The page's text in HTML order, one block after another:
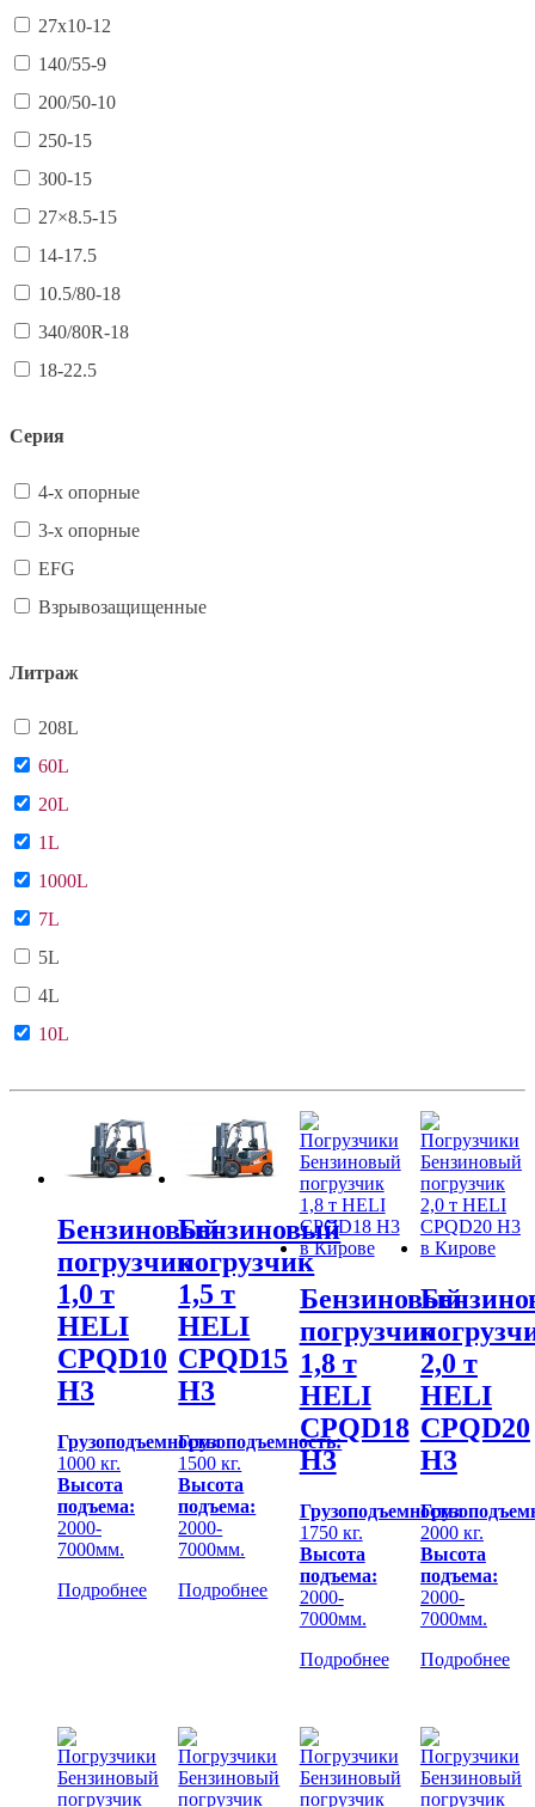
27х10-12
140/55-9
200/50-10
250-15
300-15
27×8.5-15
14-17.5
10.5/80-18
340/80R-18
18-22.5
Серия
4-х опорные
3-х опорные
EFG
Взрывозащищенные
Литраж
208L
60L
20L
1L
1000L
7L
5L
4L
10L
Бензиновый
погрузчик
1,0 т
HELI
CPQD10
H3
Грузоподъемность:
1000 кг.
Высота
подъема:
2000-
7000мм.
Подробнее
Бензиновый
погрузчик
1,5 т
HELI
CPQD15
H3
Грузоподъемность:
1500 кг.
Высота
подъема:
2000-
7000мм.
Подробнее
Бензиновый
погрузчик
1,8 т
HELI
CPQD18
H3
Грузоподъемность:
1750 кг.
Высота
подъема:
2000-
7000мм.
Подробнее
2,0 т
HELI
CPQD20
H3
2000 кг.
Высота
подъема:
2000-
7000мм.
Подробнее